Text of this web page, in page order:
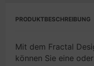
PRODUKTBESCHREIBUNG
Mit dem Fractal
können Sie eine